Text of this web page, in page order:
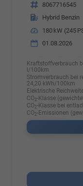
Fahrzeugnr. 8067716545
Kraftstoff
Hybrid Benzin
Leistung
180 kW (245
01.08.2026
Kraftstoffverbrauch
l/100km
Stromverbrauch bei
24,20 kWh/100km
Elektrische
CO2-Klasse
CO2-Klasse bei
CO2-Emissionen